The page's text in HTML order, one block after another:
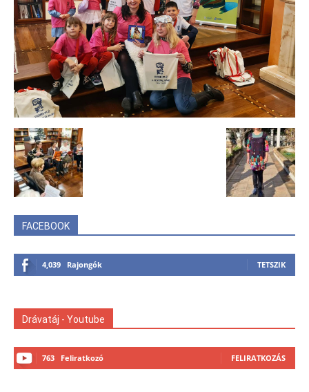
FACEBOOK
4,039 Rajongók TETSZIK
Drávatáj - Youtube
763 Feliratkozó FELIRATKOZÁS